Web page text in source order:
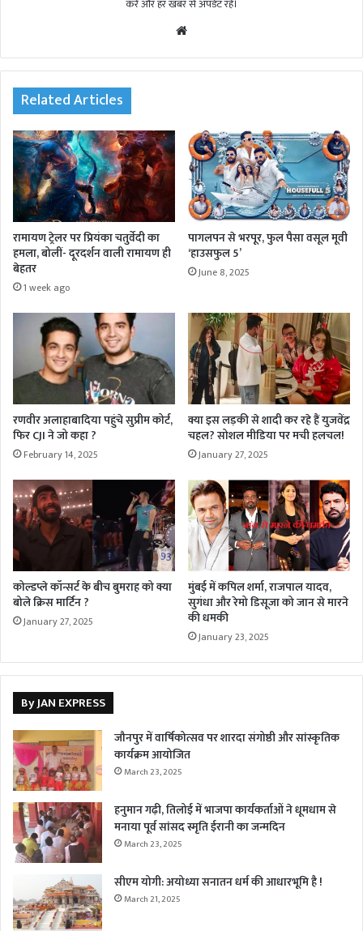
करें और हर खबर से अपडेट रहें।
te
Related Articles
रामायण ट्रेलर पर प्रियंका चतुर्वेदी का
हमला, बोलीं- दूरदर्शन वाली रामायण ही
बेहतर
1 week ago
पागलपन से भरपूर, फुल पैसा वसूल मूवी
‘हाउसफुल 5’
June 8, 2025
रणवीर अलाहाबादिया पहुंचे सुप्रीम कोर्ट,
फिर CJI ने जो कहा ?
February 14, 2025
क्या इस लड़की से शादी कर रहे हैं युजवेंद्र
चहल? सोशल मीडिया पर मची हलचल!
January 27, 2025
कोल्डप्ले कॉन्सर्ट के बीच बुमराह को क्या
बोले क्रिस मार्टिन ?
January 27, 2025
मुंबई में कपिल शर्मा, राजपाल यादव,
सुगंधा और रेमो डिसूजा को जान से मारने
की धमकी
January 23, 2025
By JAN EXPRESS
जौनपुर में वार्षिकोत्सव पर शारदा संगोष्ठी और सांस्कृतिक
कार्यक्रम आयोजित
March 23, 2025
हनुमान गढ़ी, तिलोई में भाजपा कार्यकर्ताओं ने धूमधाम से
मनाया पूर्व सांसद स्मृति ईरानी का जन्मदिन
March 23, 2025
सीएम योगी: अयोध्या सनातन धर्म की आधारभूमि है !
March 21, 2025